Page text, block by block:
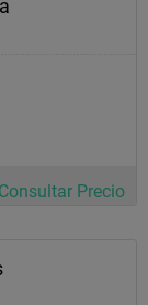
Consultar Precio